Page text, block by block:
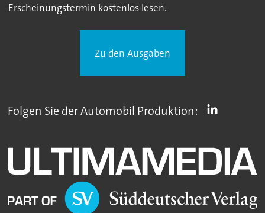
Erscheinungstermin kostenlos lesen.
Zu den Ausgaben
Folgen Sie der Automobil Produktion: